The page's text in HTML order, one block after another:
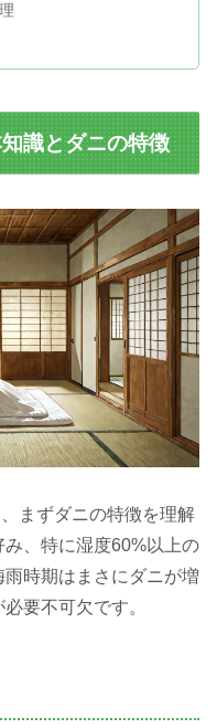
識とダニの特徴
まずダニの特徴を理解
、特に湿度60%以上の
時期はまさにダニが増
要不可欠です。